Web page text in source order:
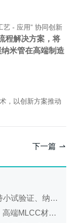
艺 - 应用” 协同创新
程解决方案，将
米管在高端制造
，以创新方案推动
下一篇
米研磨及工艺放大
料制造迎来新考验